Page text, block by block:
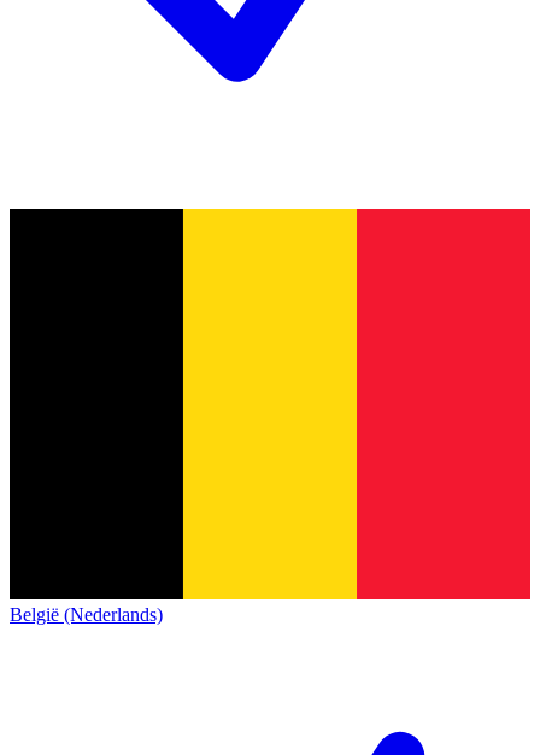
België (Nederlands)